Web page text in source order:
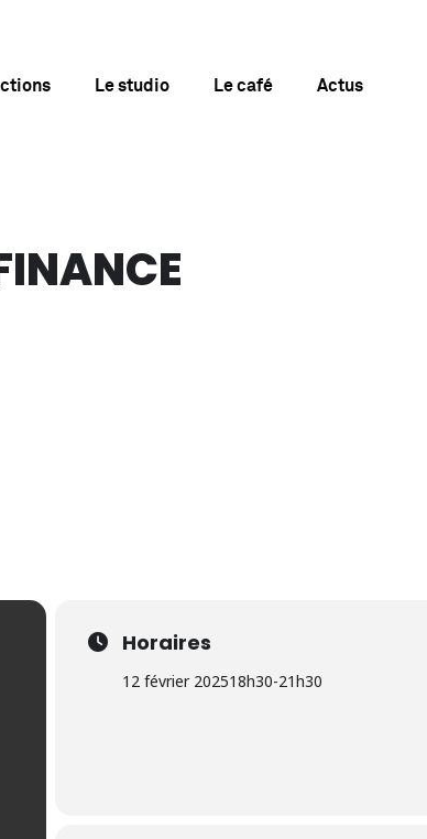
Le studio Le café Actus
Horaires
12 février 202518h30-21h30